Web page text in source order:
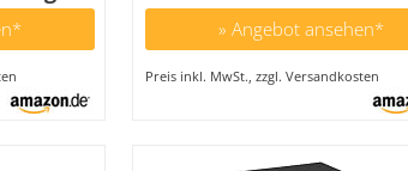
schwarz» Angebot ansehen*
Preis inkl. MwSt., zzgl. Versandkosten